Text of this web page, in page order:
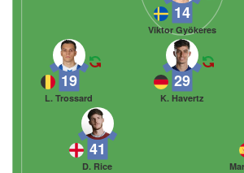
41
D. Rice
19
L. Trossard
29
K. Havertz
14
Viktor Gyökeres